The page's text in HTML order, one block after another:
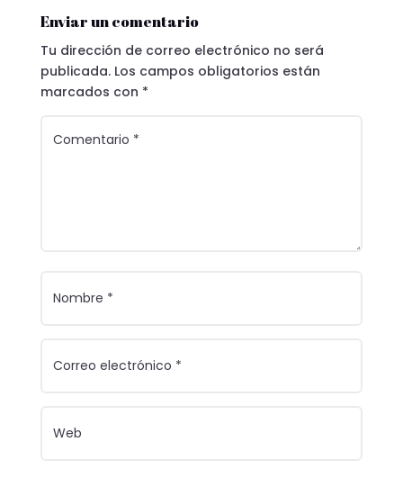
Enviar un comentario
Tu dirección de correo electrónico no será
publicada. Los campos obligatorios están
marcados con *